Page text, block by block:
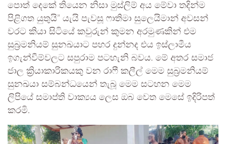
පොත් දෙකේ තියෙන නිසා මුස්ලිම් අය මේවා තදින්ම
පිළිගත යුතුයි” යැයි පැවසූ ෆාතිමා සුලෙයිමාන් අවසන්
වරට කියා සිටියේ කවුරුන් කුමන අරමුණකින් එම
සුබ්‍රමනියම් සුනඛයාට පහර දුන්නද එය ඉස්ලාමීය
ඉගැන්වීම්වලට සපුරාම පටහැනි බවය. මේ අතර සමාජ
ජාල ක්‍රියාකාරිකයකු වන රාෆී කලීල් මෙම සුබ්‍රමනියම්
සුනඛයා සම්බන්ධයෙන් තැබූ මෙම සටහන මෙම
ලිපියේ සමාප්ති වාක්‍යය ලෙස ඔබ වෙත මෙසේ ඉදිරිපත්
කරමි.